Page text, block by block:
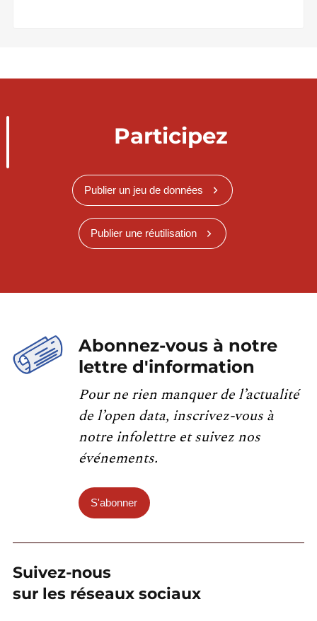
Participez
Publier un jeu de données
Publier une réutilisation
Abonnez-vous à notre
lettre d'information
Pour ne rien manquer de l’actualité
de l’open data, inscrivez-vous à
notre infolettre et suivez nos
événements.
S'abonner
Suivez-nous
sur les réseaux sociaux